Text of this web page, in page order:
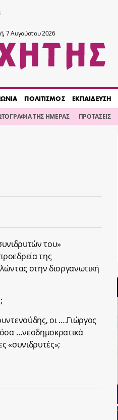
7 Αυγούστου 2026
ΠΟΛΙΤΙΣΜΟΣ ΕΚΠΑΙΔΕΥΣΗ
ΤΗΣ ΗΜΕΡΑΣ ΠΡΟΤΑΣΕΙΣ
του»
της
στην διοργανωτική
οι ….Γιώργος
…νεοδημοκρατικά
«συνιδρυτές»;